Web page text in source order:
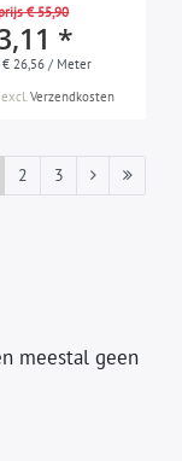
€ 55,90
*
€ 26,56 / Meter
Verzendkosten
2 3
meestal geen